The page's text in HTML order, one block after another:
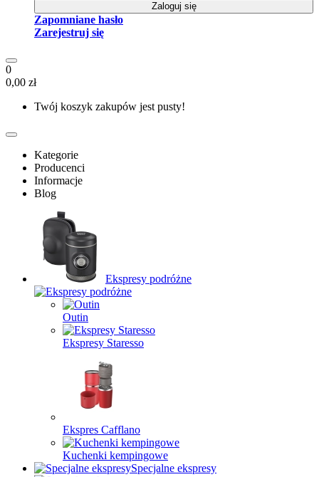
Zaloguj się
Zapomniane hasło
Zarejestruj się
0
0,00 zł
Twój koszyk zakupów jest pusty!
Kategorie
Producenci
Informacje
Blog
Ekspresy podróżne
Outin
Ekspresy Staresso
Ekspres Cafflano
Kuchenki kempingowe
Specjalne ekspresy